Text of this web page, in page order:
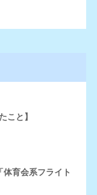
こと】
育会系フライト